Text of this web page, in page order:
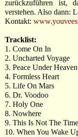
zurückzuführen ist,
verstehen. Also dann:
Kontakt:
Tracklist:
1. Come On In
2. Uncharted Voyage
3. Peace Under Heaven
4. Formless Heart
5. Life On Mars
6. Dr. Voodoo
7. Holy One
8. Nowhere
9. This Is Not The
10. When You Wake